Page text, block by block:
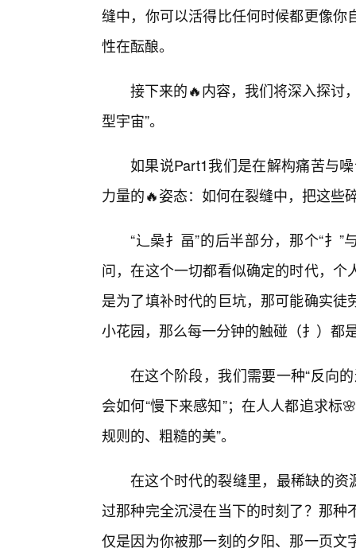
缝中，你可以活得比任何时候都更像
性在酝酿。
接下来的🔥内容，我们将深入探讨
型宇宙”。
如果说Part1我们是在解构痛苦与
力量的🔥姿态：如何在裂缝中，把这些
“辶喿扌畐”的后半部分，那个“扌
问，在这个一切都看似确定的时代，
是为了填补时代的巨坑，那可能确实
小花园，那么每一分钟的触碰（扌）都
在这个阶段，我们需要一种“反向
会如何“慢下来感知”；在人人都追求标
规则的、粗糙的美”。
在这个时代的裂缝里，最稀缺的资
过那种完全沉浸在当下的时刻了？那
仅是因为你被那一刻的夕阳、那一页